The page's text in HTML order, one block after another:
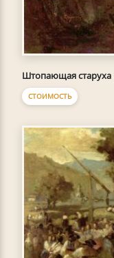
Штопающая старуха
СТОИМОСТЬ